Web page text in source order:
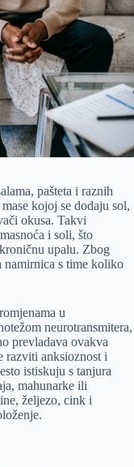
pašteta i raznih
kojoj se dodaju sol,
okusa. Takvi
i soli, što
upalu. Zbog
namirnica s time koliko
u
neurotransmitera,
prevladava ovakva
razviti anksioznost i
istiskuju s tanjura
mahunarke ili
željezo, cink i